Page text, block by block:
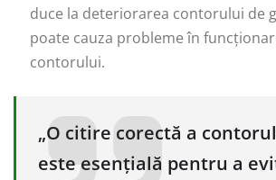
duce la deteriorarea contorului de
poate cauza probleme în
contorului.
„O citire corectă a
este esențială pentru a